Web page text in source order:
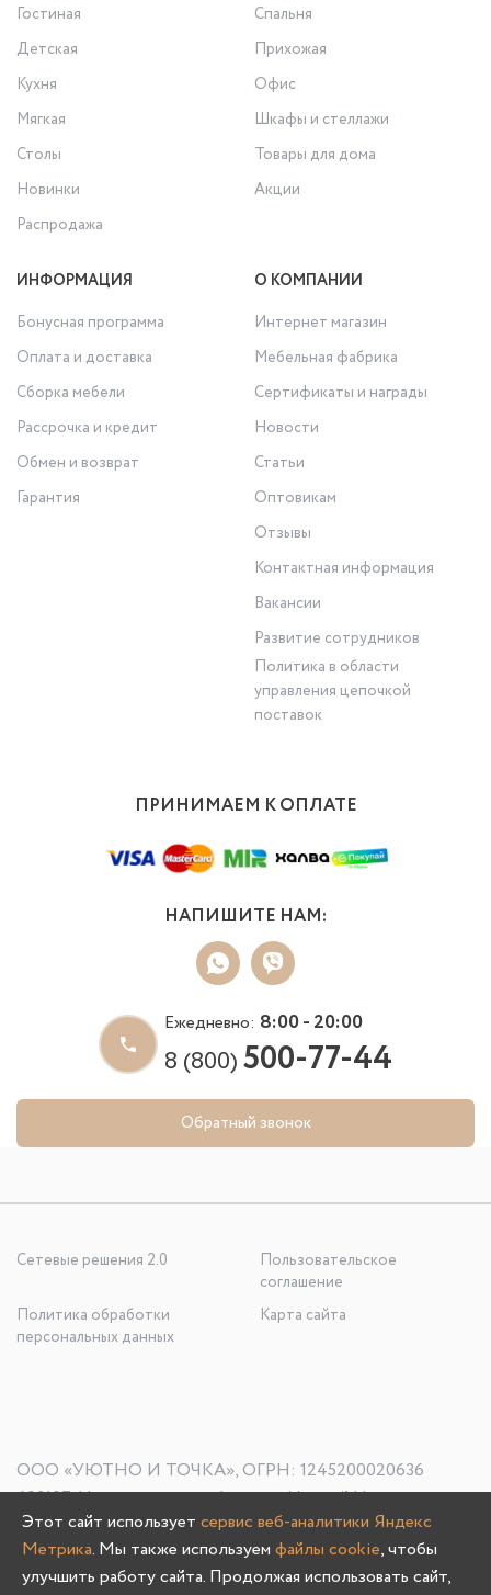
Гостиная
Спальня
Детская
Прихожая
Кухня
Офис
Мягкая
Шкафы и стеллажи
Столы
Товары для дома
Новинки
Акции
Распродажа
ИНФОРМАЦИЯ
Бонусная программа
Оплата и доставка
Сборка мебели
Рассрочка и кредит
Обмен и возврат
Гарантия
О КОМПАНИИ
Интернет магазин
Мебельная фабрика
Сертификаты и награды
Новости
Статьи
Оптовикам
Отзывы
Контактная информация
Вакансии
Развитие сотрудников
Политика в области
управления цепочкой
поставок
ПРИНИМАЕМ К ОПЛАТЕ
НАПИШИТЕ НАМ:
Ежедневно: 8:00 - 20:00
8 (800)500-77-44
Обратный звонок
Сетевые решения 2.0
Пользовательское
соглашение
Политика обработки
персональных данных
Карта сайта
ООО «УЮТНО И ТОЧКА», ОГРН: 1245200020636
603107, Нижегородская область, г. Нижний Новгород, пр-
кт Гагарина, д. 178/1
Этот сайт использует сервис веб-аналитики Яндекс
Метрика. Мы также используем файлы cookie, чтобы
улучшить работу сайта. Продолжая использовать сайт,